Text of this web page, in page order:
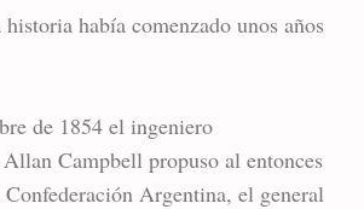
había comenzado unos años
de 1854 el ingeniero
Campbell propuso al entonces
Argentina, el general